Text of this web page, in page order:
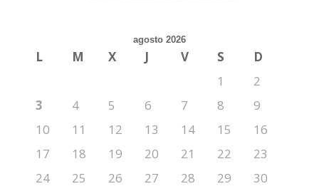
agosto 2026
L M X J V S
D
1
2
3
4 5 6 7 8
9
10
11 12 13 14 15
16
17
18 19 20 21 22
23
24
25 26 27 28 29
30